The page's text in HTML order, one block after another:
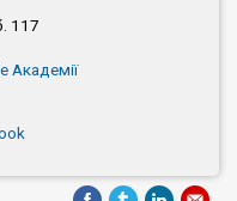
117
Академії